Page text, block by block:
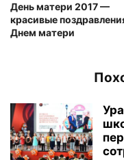
День матери 2017 —
красивые
Днем матери